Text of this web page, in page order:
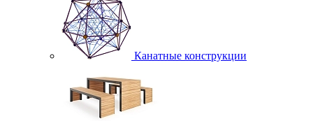
Канатные конструкции